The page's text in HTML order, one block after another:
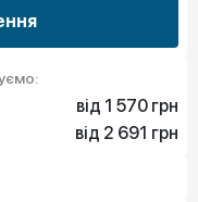
від 1 570 грн
1 570 грн
від 2 691 грн